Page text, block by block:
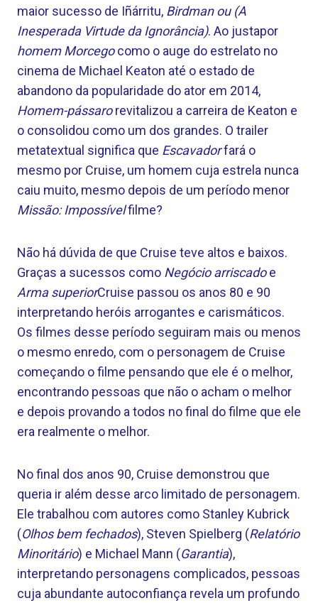
maior sucesso de Iñárritu, Birdman ou (A
Inesperada Virtude da Ignorância). Ao justapor
homem Morcegocomo o auge do estrelato no
cinema de Michael Keaton até o estado de
abandono da popularidade do ator em 2014,
Homem-pássarorevitalizou a carreira de Keaton e
o consolidou como um dos grandes. O trailer
metatextual significa que Escavadorfará o
mesmo por Cruise, um homem cuja estrela nunca
caiu muito, mesmo depois de um período menor
Missão: Impossívelfilme?
Não há dúvida de que Cruise teve altos e baixos.
Graças a sucessos como Negócio arriscadoe
Arma superiorCruise passou os anos 80 e 90
interpretando heróis arrogantes e carismáticos.
Os filmes desse período seguiram mais ou menos
o mesmo enredo, com o personagem de Cruise
começando o filme pensando que ele é o melhor,
encontrando pessoas que não o acham o melhor
e depois provando a todos no final do filme que ele
era realmente o melhor.
No final dos anos 90, Cruise demonstrou que
queria ir além desse arco limitado de personagem.
Ele trabalhou com autores como Stanley Kubrick
(Olhos bem fechados), Steven Spielberg (Relatório
Minoritário) e Michael Mann (Garantia),
interpretando personagens complicados, pessoas
cuja abundante autoconfiança revela um profundo